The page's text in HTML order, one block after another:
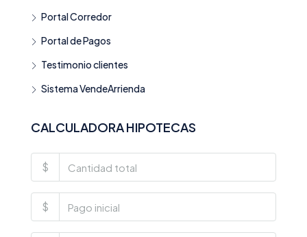
Portal Corredor
Portal de Pagos
Testimonio clientes
Sistema VendeArrienda
CALCULADORA HIPOTECAS
$
$